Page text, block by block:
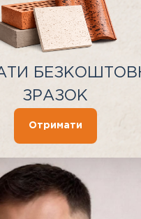
ЗРАЗОК
Отримати